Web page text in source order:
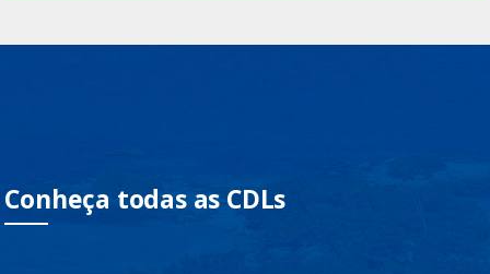
Conheça todas as CDLs